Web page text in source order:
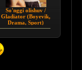
So'nggi olishuv /
Gladiator (Boyevik,
Drama, Sport)
Uzbek tilida